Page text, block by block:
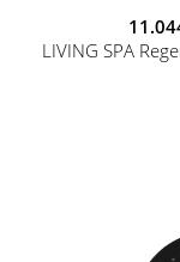
LIVING SPA